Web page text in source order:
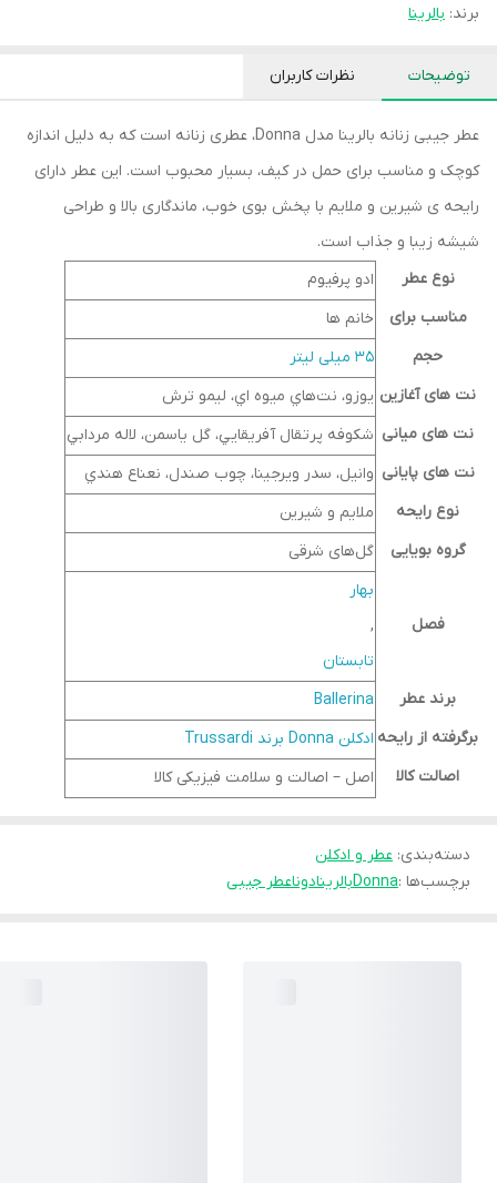
برند: بالرینا
توضیحات نظرات کاربران
عطر جیبی زنانه بالرینا مدل Donna، عطری زنانه است که به دلیل اندازه
کوچک و مناسب برای حمل در کیف، بسیار محبوب است. این عطر دارای
رایحه ی شیرین و ملایم با پخش بوی خوب، ماندگاری بالا و طراحی
شیشه زیبا و جذاب است.
نوع عطر
ادو پرفیوم
مناسب برای
خانم ها
حجم
35 میلی لیتر
نت های آغازین يوزو، نت‌هاي ميوه اي، ليمو ترش
نت های میانی شكوفه پرتقال آفريقايي، گل ياسمن، لاله مردابي
نت های پایانی وانيل، سدر ويرجينا، چوب صندل، نعناع هندي
نوع رایحه
ملایم و شیرین
گروه بویایی
گل‌های شرقی
فصل
بهار
,
تابستان
برند عطر
Ballerina
برگرفته از رایحه ادكلن Donna برند Trussardi
اصالت کالا
اصل – اصالت و سلامت فیزیکی کالا
دسته‌بندی: عطر و ادکلن
برچسب‌ها :Donnaبالرینادوناعطر جیبی